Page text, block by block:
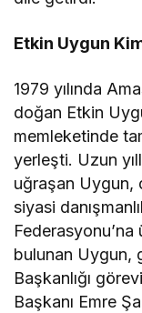
Etkin Uygun
1979 yılında
doğan Etkin
memleketinde
yerleşti. Uzun
uğraşan Uygun,
siyasi
bulunan Uygun,
Başkanlığı
Başkanı Emre